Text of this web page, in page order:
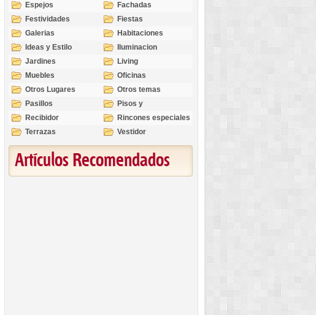
Espejos
Fachadas
Festividades
Fiestas
Galerias
Habitaciones
Ideas y Estilo
Iluminacion
Jardines
Living
Muebles
Oficinas
Otros Lugares
Otros temas
Pasillos
Pisos y
revestimientos
Recibidor
Rincones especiales
Terrazas
Vestidor
Artículos Recomendados